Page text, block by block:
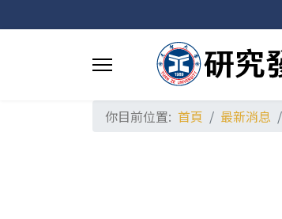
你目前位置: 首頁 最新消息